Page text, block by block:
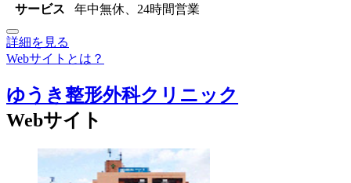
サービス
年中無休、24時間営業
詳細を見る
Webサイトとは？
ゆうき整形外科クリニック
Webサイト